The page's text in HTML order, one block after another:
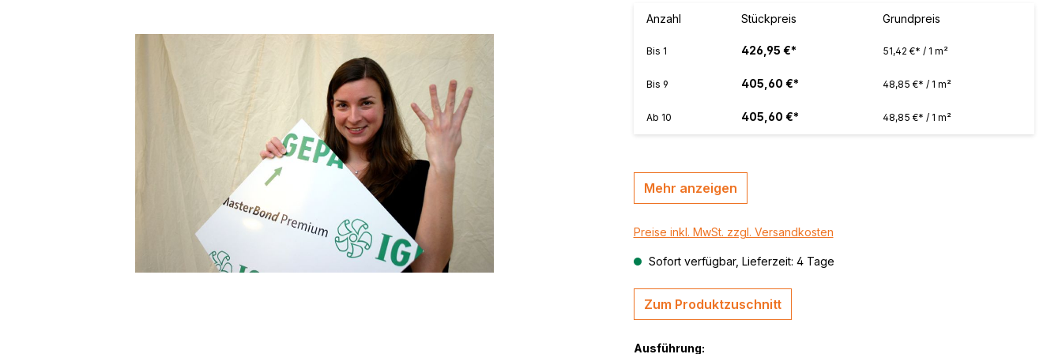
DIBOND®, Butlerfinish,
gebürstete Aluoptik, anthrazit /
MasterBond®, farbig / color
silber gebürstet
MasterBond® Steel,
IEASY®BOND
Anzahl Stückpreis Grundpreis
Bis 1 426,95 €* 51,42 €* / 1 m²
Bis 9 405,60 €* 48,85 €* / 1 m²
Ab 10 405,60 €* 48,85 €* / 1 m²
Mehr anzeigen
Preise inkl. MwSt. zzgl. Versandkosten
Sofort verfügbar, Lieferzeit: 4 Tage
Zum Produktzuschnitt
Ausführung: